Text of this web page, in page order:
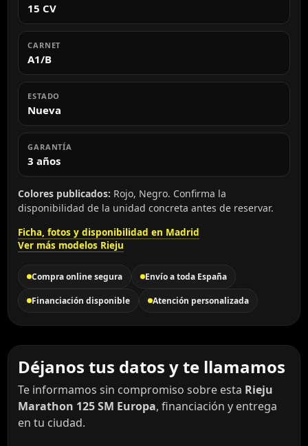
15 CV
CARNET
A1/B
ESTADO
Nueva
GARANTÍA
3 años
Colores publicados: Rojo, Negro. Confirma la
disponibilidad de la unidad concreta antes de reservar.
Ficha, fotos y disponibilidad en Madrid
Ver más modelos Rieju
Compra online segura Envío a toda España
Financiación disponible Atención personalizada
Déjanos tus datos y te llamamos
Te informamos sin compromiso sobre esta Rieju
Marathon 125 SM Europa, financiación y entrega
en tu ciudad.